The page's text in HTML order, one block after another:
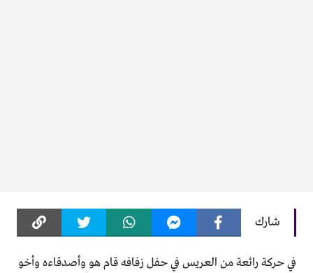
شارك
في حركة رائعة من العريس في حفل زفافه قام هو وأصدقاءه وأخو